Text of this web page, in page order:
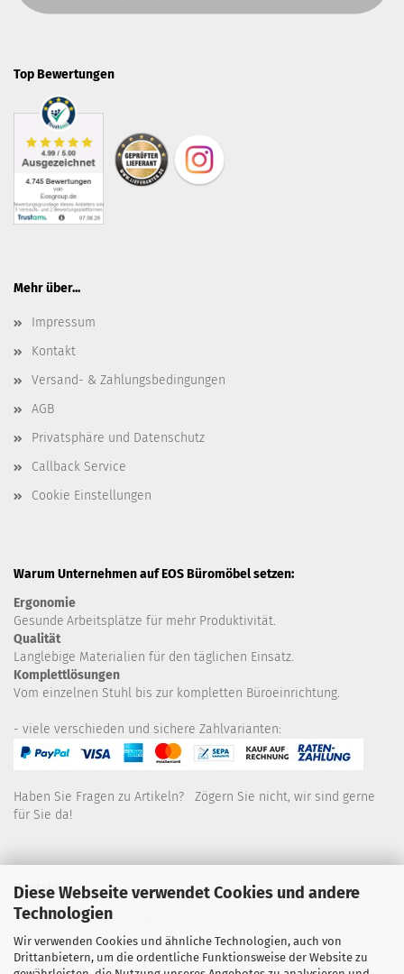
Diese Webseite verwendet Cookies und andere
Technologien
Wir verwenden Cookies und ähnliche Technologien, auch von
Drittanbietern, um die ordentliche Funktionsweise der Website zu
Top Bewertungen
Mehr über...
Impressum
Kontakt
Versand- & Zahlungsbedingungen
AGB
Privatsphäre und Datenschutz
Callback Service
Cookie Einstellungen
Warum Unternehmen auf EOS Büromöbel setzen:
Ergonomie
Gesunde Arbeitsplätze für mehr Produktivität.
Qualität
Langlebige Materialien für den täglichen Einsatz.
Komplettlösungen
Vom einzelnen Stuhl bis zur kompletten Büroeinrichtung.
- viele verschieden und sichere Zahlvarianten:
Haben Sie Fragen zu Artikeln? Zögern Sie nicht, wir sind gerne
für Sie da!
Kontakt
Wir sind für Sie wie folgt erreichbar:
Montag bis Donnerstag von 9 bis 16 Uhr